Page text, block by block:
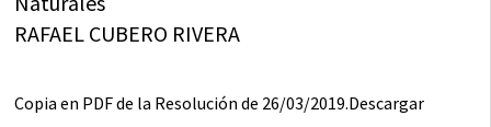
RAFAEL CUBERO RIVERA
Copia en PDF de la Resolución de 26/03/2019.Descargar